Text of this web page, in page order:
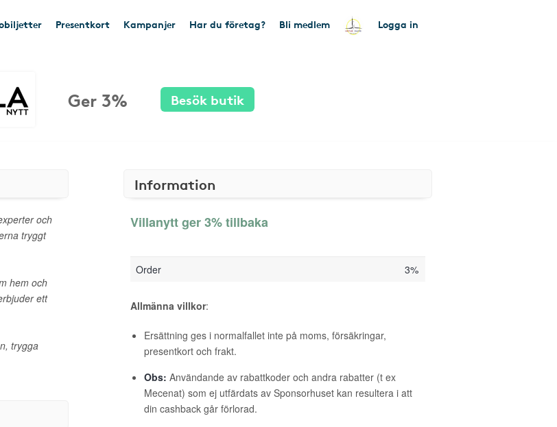
Presentkort Kampanjer Har du företag? Bli medlem Logga in
Ger 3% Besök butik
och
tryggt
hem och
ett
trygga
Information
Villanytt ger 3% tillbaka
Order 3%
Allmänna villkor:
Ersättning ges i normalfallet inte på moms, försäkringar,
presentkort och frakt.
Obs: Användande av rabattkoder och andra rabatter (t ex
Mecenat) som ej utfärdats av Sponsorhuset kan resultera i att
din cashback går förlorad.